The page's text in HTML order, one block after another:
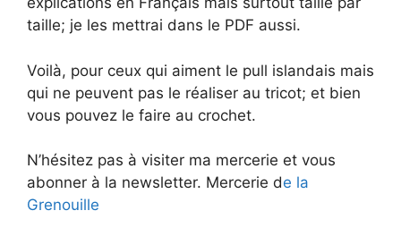
V
i
e
taille; je les mettrai dans le PDF aussi.
Voilà, pour ceux qui aiment le pull islandais mais
qui ne peuvent pas le réaliser au tricot; et bien
vous pouvez le faire au crochet.
N’hésitez pas à visiter ma mercerie et vous
abonner à la newsletter. Mercerie de la
Grenouille